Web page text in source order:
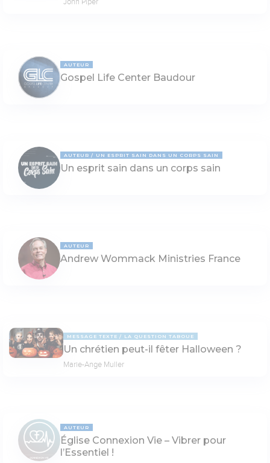
AUTEUR
Gospel Life Center Baudour
AUTEUR UN ESPRIT SAIN DANS UN CORPS SAIN
Un esprit sain dans un corps sain
AUTEUR
Andrew Wommack Ministries France
MESSAGE TEXTE LA QUESTION TABOUE
Un chrétien peut-il fêter Halloween ?
Marie-Ange Muller
AUTEUR
Église Connexion Vie – Vibrer pour
l’Essentiel !